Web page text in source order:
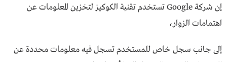
إن شركة Google تستخدم تقنية الكوكيز لتخزين المعلومات عن
اهتمامات الزوار،
إلى جانب سجل خاص للمستخدم تسجل فيه معلومات محددة عن